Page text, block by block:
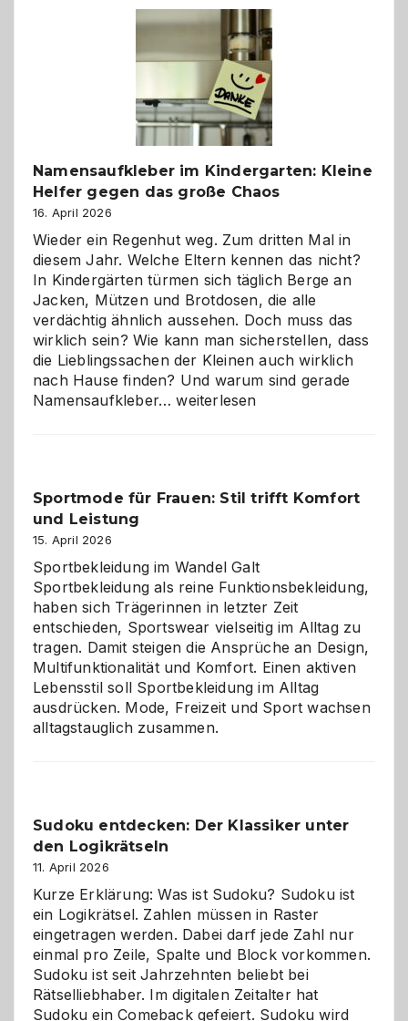
wann
ist
eine
Hundepension
die
richtige
Namensaufkleber im Kindergarten: Kleine
Helfer gegen das große Chaos
16. April 2026
Wieder ein Regenhut weg. Zum dritten Mal in
diesem Jahr. Welche Eltern kennen das nicht?
In Kindergärten türmen sich täglich Berge an
Jacken, Mützen und Brotdosen, die alle
verdächtig ähnlich aussehen. Doch muss das
wirklich sein? Wie kann man sicherstellen, dass
die Lieblingssachen der Kleinen auch wirklich
nach Hause finden? Und warum sind gerade
Namensaufkleber…Namensaufkleber
gegen
Chaos
weiterlesen
Sportmode für Frauen: Stil trifft Komfort
und Leistung
15. April 2026
Sportbekleidung im Wandel Galt
Sportbekleidung als reine Funktionsbekleidung,
haben sich Trägerinnen in letzter Zeit
entschieden, Sportswear vielseitig im Alltag zu
tragen. Damit steigen die Ansprüche an Design,
Multifunktionalität und Komfort. Einen aktiven
Lebensstil soll Sportbekleidung im Alltag
ausdrücken. Mode, Freizeit und Sport wachsen
alltagstauglich zusammen.
Sudoku entdecken: Der Klassiker unter
den Logikrätseln
11. April 2026
Kurze Erklärung: Was ist Sudoku? Sudoku ist
ein Logikrätsel. Zahlen müssen in Raster
eingetragen werden. Dabei darf jede Zahl nur
einmal pro Zeile, Spalte und Block vorkommen.
Sudoku ist seit Jahrzehnten beliebt bei
Rätselliebhaber. Im digitalen Zeitalter hat
Sudoku ein Comeback gefeiert. Sudoku wird